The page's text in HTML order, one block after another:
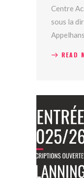
Centre
sous la
READ